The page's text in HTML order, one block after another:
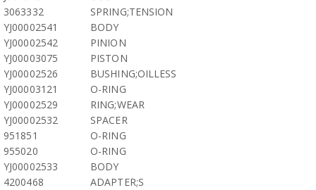
3063332
SPRING;TENSION
YJ00002541
BODY
YJ00002542
PINION
YJ00003075
PISTON
YJ00002526
BUSHING;OILLESS
YJ00003121
O-RING
YJ00002529
RING;WEAR
YJ00002532
SPACER
951851
O-RING
955020
O-RING
YJ00002533
BODY
4200468
ADAPTER;S